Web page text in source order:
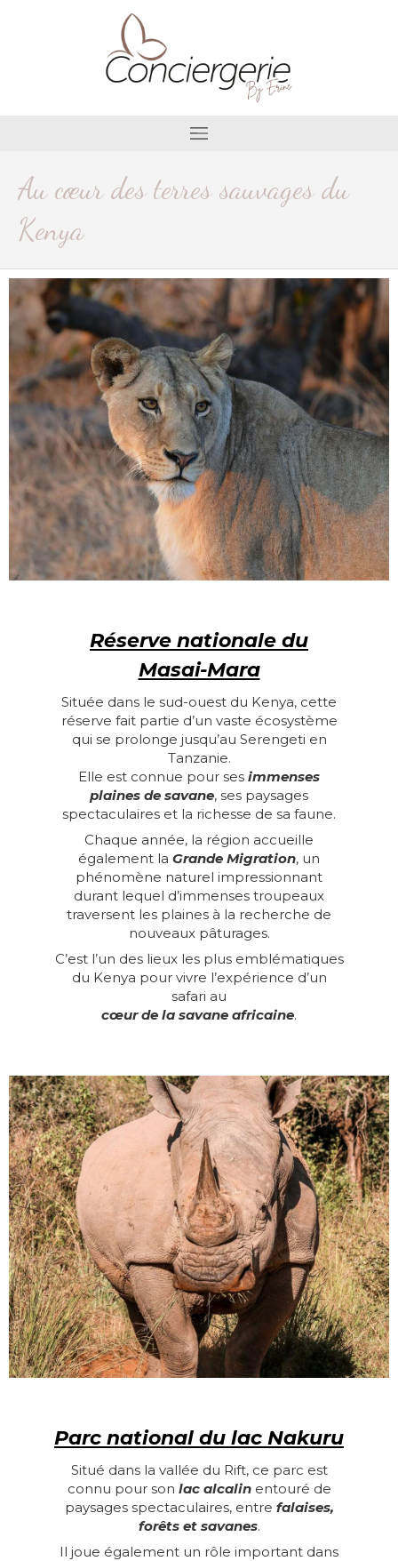
Au cœur des terres sauvages du
Kenya
Réserve nationale du
Masai-Mara
Située dans le sud-ouest du Kenya, cette
réserve fait partie d’un vaste écosystème
qui se prolonge jusqu’au Serengeti en
Tanzanie.
Elle est connue pour ses immenses
plaines de savane, ses paysages
spectaculaires et la richesse de sa faune.
Chaque année, la région accueille
également la Grande Migration, un
phénomène naturel impressionnant
durant lequel d’immenses troupeaux
traversent les plaines à la recherche de
nouveaux pâturages.
C’est l’un des lieux les plus emblématiques
du Kenya pour vivre l’expérience d’un
safari au
cœur de la savane africaine.
Parc national du lac Nakuru
Situé dans la vallée du Rift, ce parc est
connu pour son lac alcalinentouré de
paysages spectaculaires, entre falaises,
forêts et savanes.
Il joue également un rôle important dans